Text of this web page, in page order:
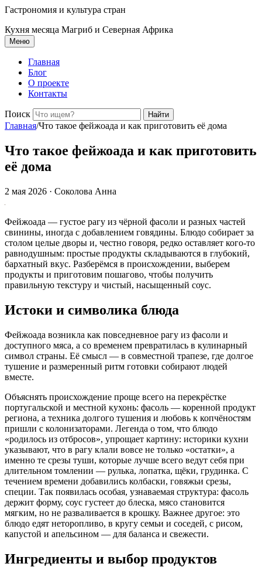
Гастрономия и культура стран
Кухня месяца Магриб и Северная Африка
Меню
Главная
Блог
О проекте
Контакты
Поиск Найти
Главная/Что такое фейжоада и как приготовить её дома
Что такое фейжоада и как приготовить
её дома
2 мая 2026 · Соколова Анна
Фейжоада — густое рагу из чёрной фасоли и разных частей
свинины, иногда с добавлением говядины. Блюдо собирает за
столом целые дворы и, честно говоря, редко оставляет кого-то
равнодушным: простые продукты складываются в глубокий,
бархатный вкус. Разберёмся в происхождении, выберем
продукты и приготовим пошагово, чтобы получить
правильную текстуру и чистый, насыщенный соус.
Истоки и символика блюда
Фейжоада возникла как повседневное рагу из фасоли и
доступного мяса, а со временем превратилась в кулинарный
символ страны. Её смысл — в совместной трапезе, где долгое
тушение и размеренный ритм готовки собирают людей
вместе.
Объяснять происхождение проще всего на перекрёстке
португальской и местной кухонь: фасоль — коренной продукт
региона, а техника долгого тушения и любовь к копчёностям
пришли с колонизаторами. Легенда о том, что блюдо
«родилось из отбросов», упрощает картину: историки кухни
указывают, что в рагу клали вовсе не только «остатки», а
именно те срезы туши, которые лучше всего ведут себя при
длительном томлении — рулька, лопатка, щёки, грудинка. С
течением времени добавились колбаски, говяжьи срезы,
специи. Так появилась особая, узнаваемая структура: фасоль
держит форму, соус густеет до блеска, мясо становится
мягким, но не разваливается в крошку. Важнее другое: это
блюдо едят неторопливо, в кругу семьи и соседей, с рисом,
капустой и апельсином — для баланса и свежести.
Ингредиенты и выбор продуктов